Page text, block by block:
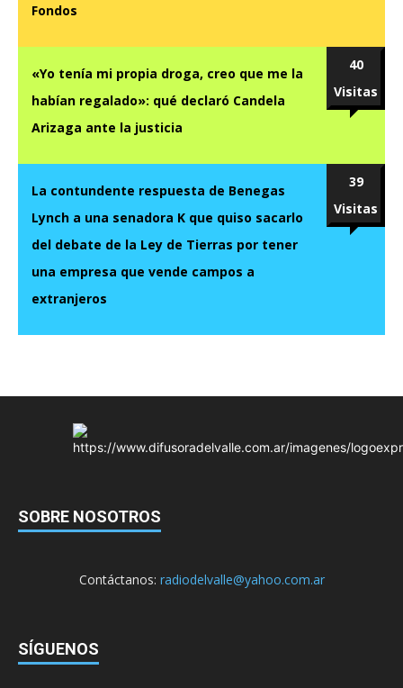
Fondos
«Yo tenía mi propia droga, creo que me la
habían regalado»: qué declaró Candela
Arizaga ante la justicia
40
Visitas
La contundente respuesta de Benegas
Lynch a una senadora K que quiso sacarlo
del debate de la Ley de Tierras por tener
una empresa que vende campos a
extranjeros
39
Visitas
SOBRE NOSOTROS
Contáctanos: radiodelvalle@yahoo.com.ar
SÍGUENOS